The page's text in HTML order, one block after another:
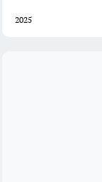
2025